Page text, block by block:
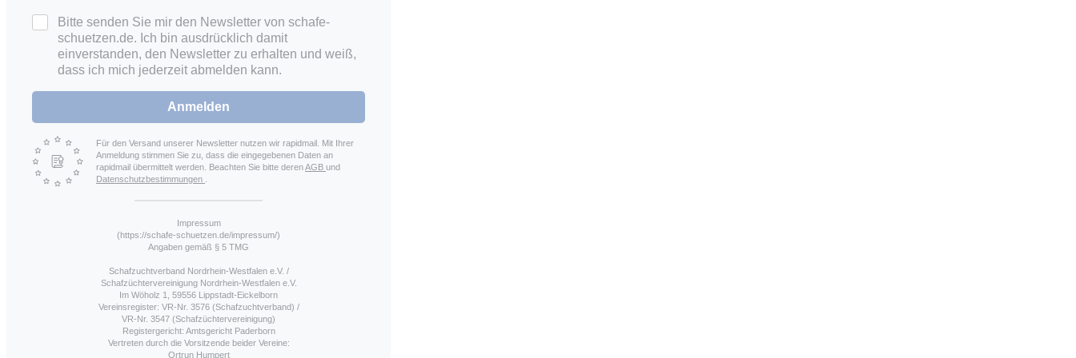
Bitte senden Sie mir den Newsletter von schafe-
schuetzen.de. Ich bin ausdrücklich damit
einverstanden, den Newsletter zu erhalten und weiß,
dass ich mich jederzeit abmelden kann.
Anmelden
Für den Versand unserer Newsletter nutzen wir rapidmail. Mit Ihrer
Anmeldung stimmen Sie zu, dass die eingegebenen Daten an
rapidmail übermittelt werden. Beachten Sie bitte derenAGB und
Datenschutzbestimmungen
Impressum
(https://schafe-schuetzen.de/impressum/)
Angaben gemäß § 5 TMG
Schafzuchtverband Nordrhein-Westfalen e.V. /
Schafzüchtervereinigung Nordrhein-Westfalen e.V.
Im Wöholz 1, 59556 Lippstadt-Eickelborn
Vereinsregister: VR-Nr. 3576 (Schafzuchtverband) /
VR-Nr. 3547 (Schafzüchtervereinigung)
Registergericht: Amtsgericht Paderborn
Vertreten durch die Vorsitzende beider Vereine:
Ortrun Humpert